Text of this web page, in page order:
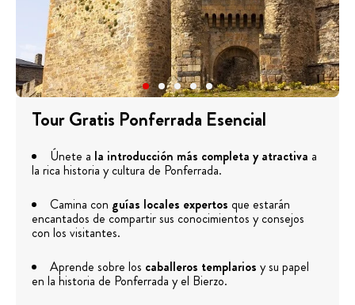
Tour Gratis Ponferrada Esencial
Únete a la introducción más completa y atractiva a
la rica historia y cultura de Ponferrada.
Camina con guías locales expertos que estarán
encantados de compartir sus conocimientos y consejos
con los visitantes.
Aprende sobre los caballeros templarios y su papel
en la historia de Ponferrada y el Bierzo.